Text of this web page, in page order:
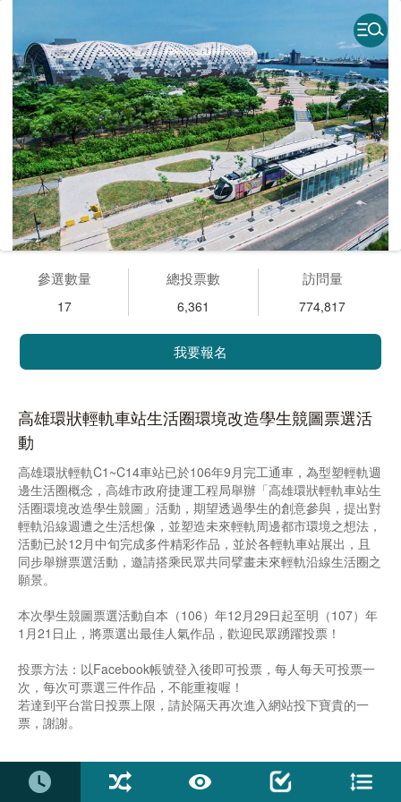
參選數量
17
總投票數
6,361
訪問量
774,817
我要報名
高雄環狀輕軌車站生活圈環境改造學生競圖票選活
動
高雄環狀輕軌C1~C14車站已於106年9月完工通車，為型塑輕軌週
邊生活圈概念，高雄市政府捷運工程局舉辦「高雄環狀輕軌車站生
活圈環境改造學生競圖」活動，期望透過學生的創意參與，提出對
輕軌沿線週遭之生活想像，並塑造未來輕軌周邊都市環境之想法，
活動已於12月中旬完成多件精彩作品，並於各輕軌車站展出，且
同步舉辦票選活動，邀請搭乘民眾共同擘畫未來輕軌沿線生活圈之
願景。
本次學生競圖票選活動自本（106）年12月29日起至明（107）年
1月21日止，將票選出最佳人氣作品，歡迎民眾踴躍投票！
投票方法：以Facebook帳號登入後即可投票，每人每天可投票一
次，每次可票選三件作品，不能重複喔！
若達到平台當日投票上限，請於隔天再次進入網站投下寶貴的一
票，謝謝。
活動時區: UTC +08:00
投票時間: 2017-12-29 00:00 ~ 2018-01-21 23:55